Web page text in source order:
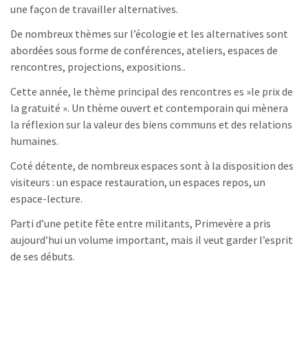
une façon de travailler alternatives.
De nombreux thèmes sur l’écologie et les alternatives sont
abordées sous forme de conférences, ateliers, espaces de
rencontres, projections, expositions..
Cette année, le thème principal des rencontres es »le prix de
la gratuité ». Un thème ouvert et contemporain qui mènera
la réflexion sur la valeur des biens communs et des relations
humaines.
Coté détente, de nombreux espaces sont à la disposition des
visiteurs : un espace restauration, un espaces repos, un
espace-lecture.
Parti d’une petite fête entre militants, Primevère a pris
aujourd’hui un volume important, mais il veut garder l’esprit
de ses débuts.